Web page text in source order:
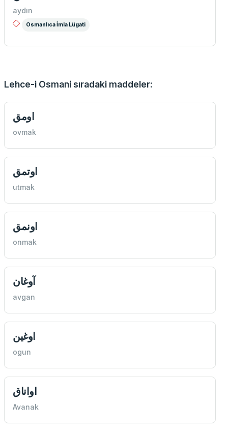
aydın
Osmanlıca İmla Lügati
Lehce-i Osmani sıradaki maddeler:
اومق
ovmak
اوتمق
utmak
اونمق
onmak
آوغان
avgan
اوغين
ogun
اواناق
Avanak